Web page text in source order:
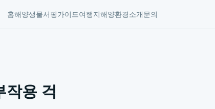
홈해양생물서핑가이드여행지해양환경소개문의
작용 걱